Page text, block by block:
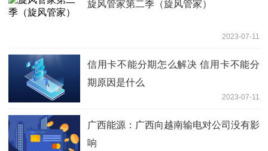
旋风管家第二季（旋风管家）
2023-07-11
信用卡不能分期怎么解决 信用卡不能分
期原因是什么
2023-07-11
广西能源：广西向越南输电对公司没有影
响